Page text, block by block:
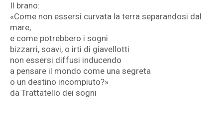
Il brano:
«Come non essersi curvata la terra separandosi dal
mare,
e come potrebbero i sogni
bizzarri, soavi, o irti di giavellotti
non essersi diffusi inducendo
a pensare il mondo come una segreta
o un destino incompiuto?»
da Trattatello dei sogni